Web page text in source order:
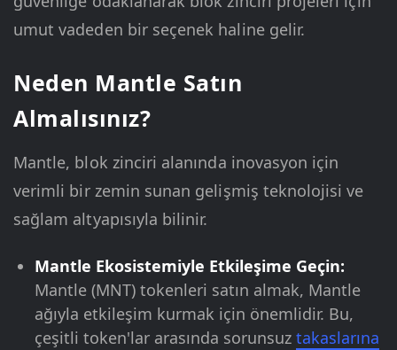
umut vadeden bir seçenek haline gelir.
Neden Mantle Satın
Almalısınız?
Mantle, blok zinciri alanında inovasyon için
verimli bir zemin sunan gelişmiş teknolojisi ve
sağlam altyapısıyla bilinir.
Mantle Ekosistemiyle Etkileşime Geçin:
Mantle (MNT) tokenleri satın almak, Mantle
ağıyla etkileşim kurmak için önemlidir. Bu,
çeşitli token'lar arasında sorunsuz takaslarına